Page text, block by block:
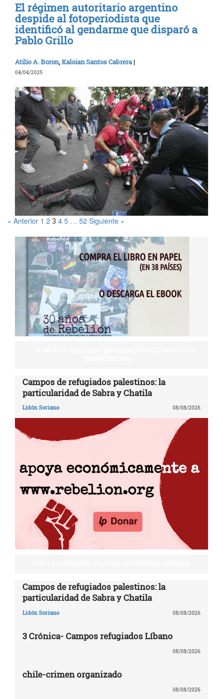
El régimen autoritario argentino
despide al fotoperiodista que
identificó al gendarme que disparó a
Pablo Grillo
Atilio A. Boron,Kaloian Santos Cabrera |
04/04/2025
« Anterior 1 2 3 4 5 52 Siguiente »
Campos de refugiados palestinos: la
particularidad de Sabra y Chatila
Lidón Soriano 08/08/2026
Campos de refugiados palestinos: la
particularidad de Sabra y Chatila
Lidón Soriano 08/08/2026
3 Crónica- Campos refugiados Líbano
08/08/2026
chile-crimen organizado
08/08/2026